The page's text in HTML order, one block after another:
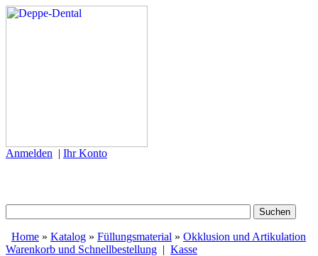
Anmelden | Ihr Konto
Home » Katalog » Füllungsmaterial » Okklusion und Artikulation
Warenkorb und Schnellbestellung | Kasse